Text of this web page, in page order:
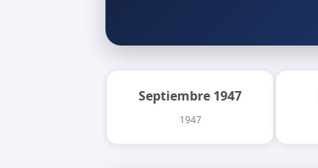
Septiembre 1947
1947